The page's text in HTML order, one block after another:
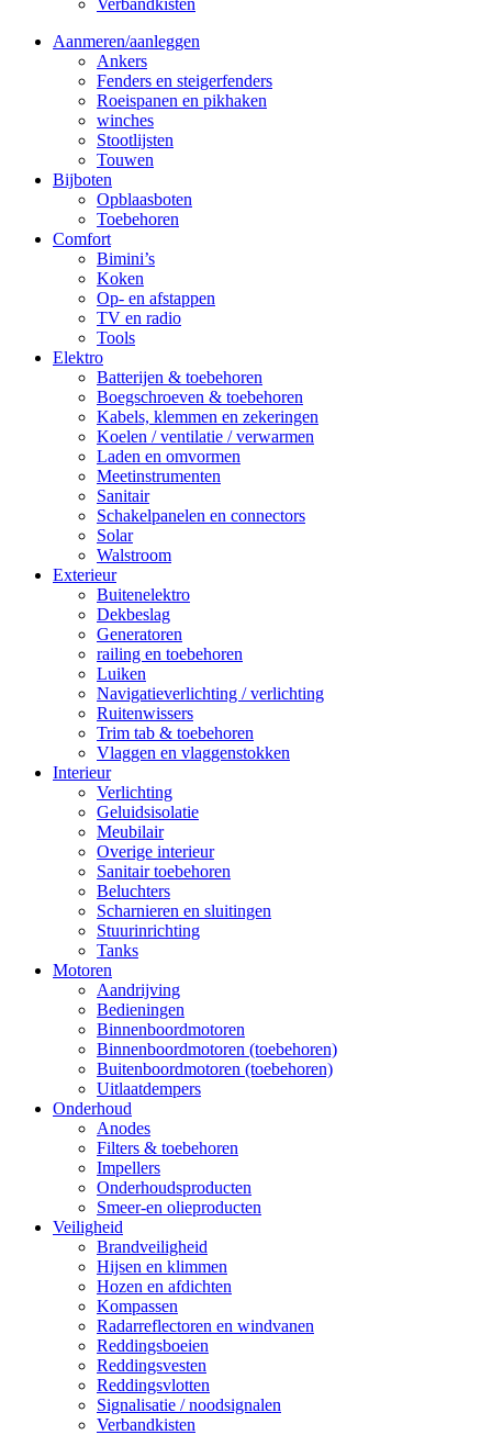
Verbandkisten
Aanmeren/aanleggen
Ankers
Fenders en steigerfenders
Roeispanen en pikhaken
winches
Stootlijsten
Touwen
Bijboten
Opblaasboten
Toebehoren
Comfort
Bimini’s
Koken
Op- en afstappen
TV en radio
Tools
Elektro
Batterijen & toebehoren
Boegschroeven & toebehoren
Kabels, klemmen en zekeringen
Koelen / ventilatie / verwarmen
Laden en omvormen
Meetinstrumenten
Sanitair
Schakelpanelen en connectors
Solar
Walstroom
Exterieur
Buitenelektro
Dekbeslag
Generatoren
railing en toebehoren
Luiken
Navigatieverlichting / verlichting
Ruitenwissers
Trim tab & toebehoren
Vlaggen en vlaggenstokken
Interieur
Verlichting
Geluidsisolatie
Meubilair
Overige interieur
Sanitair toebehoren
Beluchters
Scharnieren en sluitingen
Stuurinrichting
Tanks
Motoren
Aandrijving
Bedieningen
Binnenboordmotoren
Binnenboordmotoren (toebehoren)
Buitenboordmotoren (toebehoren)
Uitlaatdempers
Onderhoud
Anodes
Filters & toebehoren
Impellers
Onderhoudsproducten
Smeer-en olieproducten
Veiligheid
Brandveiligheid
Hijsen en klimmen
Hozen en afdichten
Kompassen
Radarreflectoren en windvanen
Reddingsboeien
Reddingsvesten
Reddingsvlotten
Signalisatie / noodsignalen
Verbandkisten